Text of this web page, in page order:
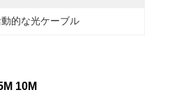
的な光ケーブル
10M